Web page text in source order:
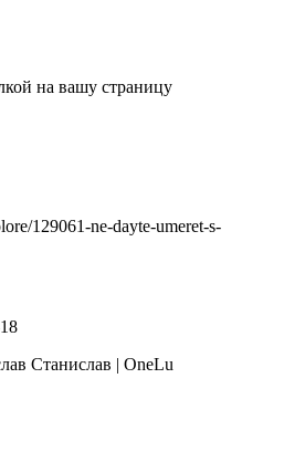
на вашу страницу
129061-ne-dayte-umeret-s-
Станислав | OneLu